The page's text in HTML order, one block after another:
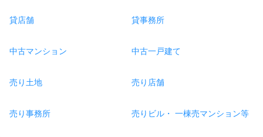
貸店舗 貸事務所
中古マンション 中古一戸建て
売り土地 売り店舗
売り事務所 売りビル・ 一棟売マンション等